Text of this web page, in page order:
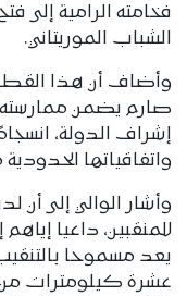
فخامته الرامية إلى
الشباب الموريتاني.
وأضاف أن هذا
صارم يضمن
إشراف الدولة،
واتفاقياتها
وأشار الوالي إلى أن
للمنقبين، داعيا
يعد مسموحا
عشرة كيلومترات من